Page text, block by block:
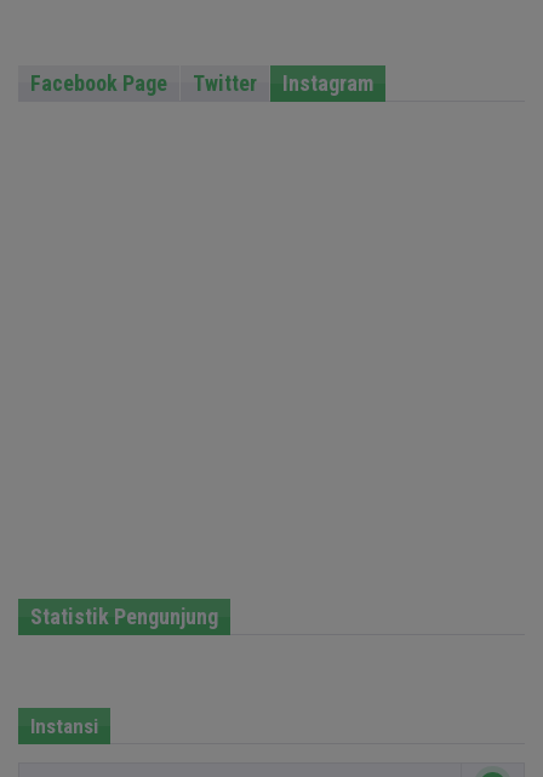
Facebook Page Twitter Instagram
Statistik Pengunjung
Instansi